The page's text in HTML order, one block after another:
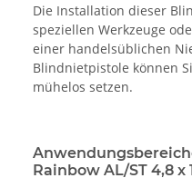
Die Installation dieser
speziellen Werkzeuge
einer handelsüblichen
Blindnietpistole können
mühelos setzen.
Rainbow AL/ST 4,8